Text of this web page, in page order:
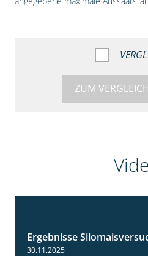
ZUM VERGLEICH
Ergebnisse
30.11.2025